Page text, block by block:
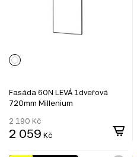
Fasáda 60N LEVÁ 1dveřová
720mm Millenium
2 190 Kč
2 059 Kč